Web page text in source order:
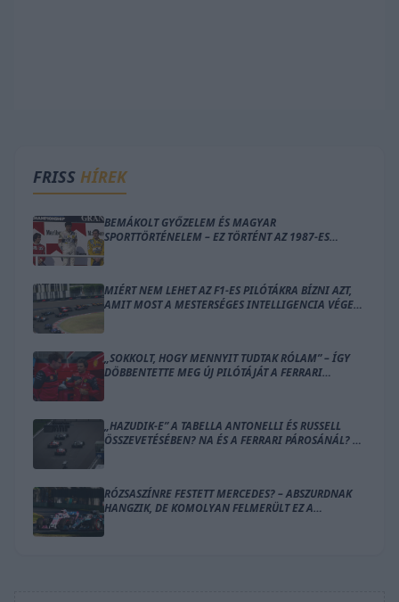
FRISS HÍREK
BEMÁKOLT GYŐZELEM ÉS MAGYAR
SPORTTÖRTÉNELEM – EZ TÖRTÉNT AZ 1987-ES
MIÉRT NEM LEHET AZ F1-ES PILÓTÁKRA BÍZNI AZT,
AMIT MOST A MESTERSÉGES INTELLIGENCIA VÉGEZ
„SOKKOLT, HOGY MENNYIT TUDTAK RÓLAM” – ÍGY
DÖBBENTETTE MEG ÚJ PILÓTÁJÁT A FERRARI
„HAZUDIK-E” A TABELLA ANTONELLI ÉS RUSSELL
ÖSSZEVETÉSÉBEN? NA ÉS A FERRARI PÁROSÁNÁL? –
RÓZSASZÍNRE FESTETT MERCEDES? – ABSZURDNAK
HANGZIK, DE KOMOLYAN FELMERÜLT EZ A